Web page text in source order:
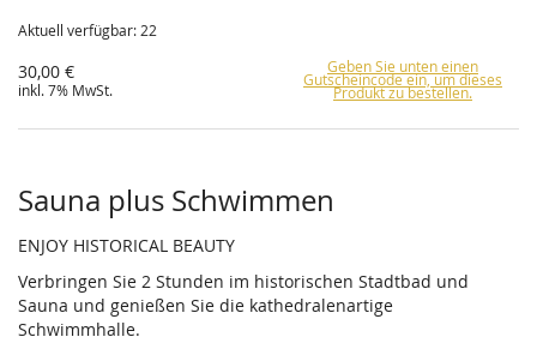
Aktuell verfügbar: 22
30,00 €
inkl. 7% MwSt.
Geben Sie unten einen
Gutscheincode ein, um dieses
Produkt zu bestellen.
Sauna plus Schwimmen
ENJOY HISTORICAL BEAUTY
Verbringen Sie 2 Stunden im historischen Stadtbad und
Sauna und genießen Sie die kathedralenartige
Schwimmhalle.